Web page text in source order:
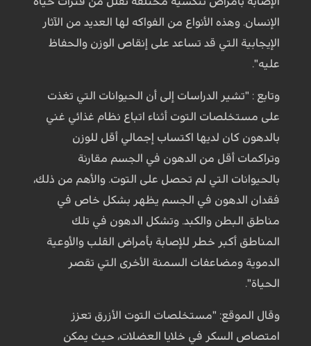
الإنسان. وهذه الأنواع من الفواكه لها العديد من الآثار
الإيجابية التي قد تساعد على إنقاص الوزن والحفاظ
عليه".
وتابع : "تشير الدراسات إلى أن الحيوانات التي تغذت
على مستخلصات التوت أثناء اتباع نظام غذائي غني
بالدهون كان لديها اكتساب إجمالي أقل للوزن
وتراكمات أقل من الدهون في الجسم مقارنة
بالحيوانات التي لم تحصل على التوت. والأهم من ذلك،
فقدان الدهون في الجسم يظهر بشكل خاص في
مناطق البطن والكبد. وتشكل الدهون في تلك
المناطق أكبر خطر للإصابة بأمراض القلب والأوعية
الدموية ومضاعفات السمنة الأخرى التي تقصر
الحياة".
وقال الموقع: "مستخلصات التوت الأزرق تعزز
امتصاص السكر في خلايا العضلات، حيث يمكن